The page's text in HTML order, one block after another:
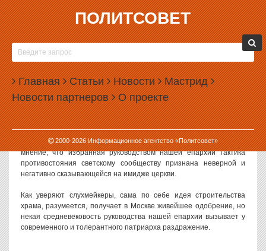
ПОЛИТСОВЕТ
Главная Статьи Новости Мастрид
Новости партнеров О проекте
2000-2026Информационное агентство «Политсовет»
02.04.2010, 16:24
СЛУХИ И ВЕРСИИ, 2 АПРЕЛЯ
Архиепископ Викентий может получить взыскание
Говорят, что скандал со строительством храма на площади Труда
может выйти боком архиепископу Екатеринбургскому и
Верхотурскому. По неофициальной информации, в Московском
патриархате в преддверии визита в Екатеринбург руководителя
РПЦ Кирилла внимательно мониторят ситуацию и уже есть
мнение, что избранная руководством нашей епархии тактика
противостояния светскому сообществу признана неверной и
негативно сказывающейся на имидже церкви.
Как уверяют слухмейкеры, сама по себе идея строительства
храма, разумеется, получает в Москве живейшее одобрение, но
некая средневековость руководства нашей епархии вызывает у
современного и толерантного патриарха раздражение.